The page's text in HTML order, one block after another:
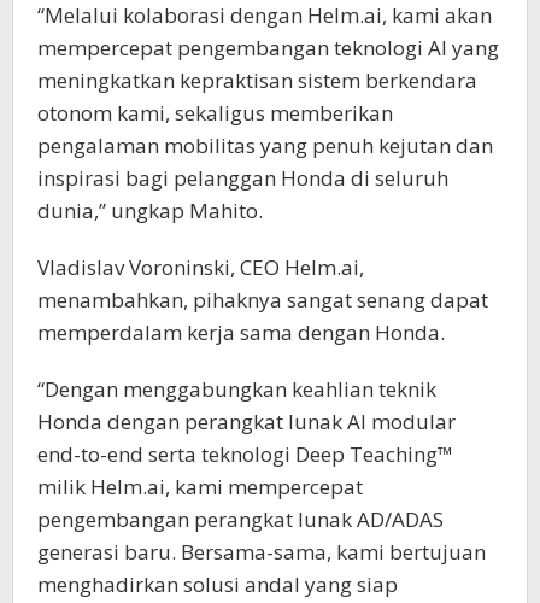
“Melalui kolaborasi dengan Helm.ai, kami akan
mempercepat pengembangan teknologi AI yang
meningkatkan kepraktisan sistem berkendara
otonom kami, sekaligus memberikan
pengalaman mobilitas yang penuh kejutan dan
inspirasi bagi pelanggan Honda di seluruh
dunia,” ungkap Mahito.
Vladislav Voroninski, CEO Helm.ai,
menambahkan, pihaknya sangat senang dapat
memperdalam kerja sama dengan Honda.
“Dengan menggabungkan keahlian teknik
Honda dengan perangkat lunak AI modular
end-to-end serta teknologi Deep Teaching™
milik Helm.ai, kami mempercepat
pengembangan perangkat lunak AD/ADAS
generasi baru. Bersama-sama, kami bertujuan
menghadirkan solusi andal yang siap